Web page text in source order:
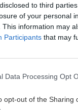
to third
of your personal
This information may
Participants that may
Data Processing Opt
opt-out of the Sharing
07:15
ΚΟΣΜΟΣ
Η
Το τέλος
οι ειδήσεις